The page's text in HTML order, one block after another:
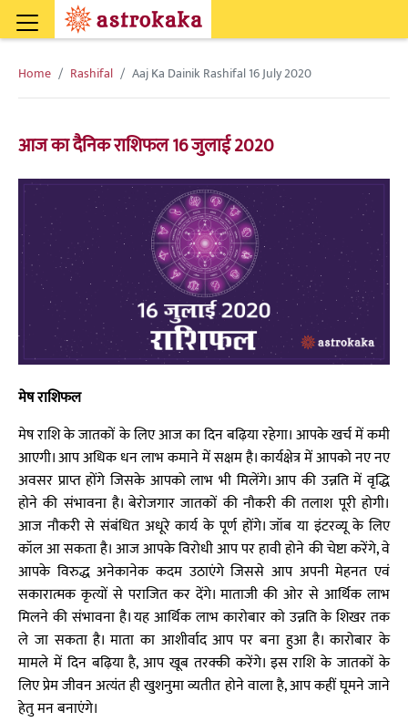
Home Rashifal Aaj Ka Dainik Rashifal 16 July 2020
आज का दैनिक राशिफल 16 जुलाई 2020
मेष राशिफल
मेष राशि के जातकों के लिए आज का दिन बढ़िया रहेगा। आपके खर्च में कमी
आएगी। आप अधिक धन लाभ कमाने में सक्षम है। कार्यक्षेत्र में आपको नए नए
अवसर प्राप्त होंगे जिसके आपको लाभ भी मिलेंगे। आप की उन्नति में वृद्धि
होने की संभावना है। बेरोजगार जातकों की नौकरी की तलाश पूरी होगी।
आज नौकरी से संबंधित अधूरे कार्य के पूर्ण होंगे। जॉब या इंटरव्यू के लिए
कॉल आ सकता है। आज आपके विरोधी आप पर हावी होने की चेष्टा करेंगे, वे
आपके विरुद्ध अनेकानेक कदम उठाएंगे जिससे आप अपनी मेहनत एवं
सकारात्मक कृत्यों से पराजित कर देंगे। माताजी की ओर से आर्थिक लाभ
मिलने की संभावना है। यह आर्थिक लाभ कारोबार को उन्नति के शिखर तक
ले जा सकता है। माता का आशीर्वाद आप पर बना हुआ है। कारोबार के
मामले में दिन बढ़िया है, आप खूब तरक्की करेंगे। इस राशि के जातकों के
लिए प्रेम जीवन अत्यंत ही खुशनुमा व्यतीत होने वाला है, आप कहीं घूमने जाने
हेतु मन बनाएंगे।